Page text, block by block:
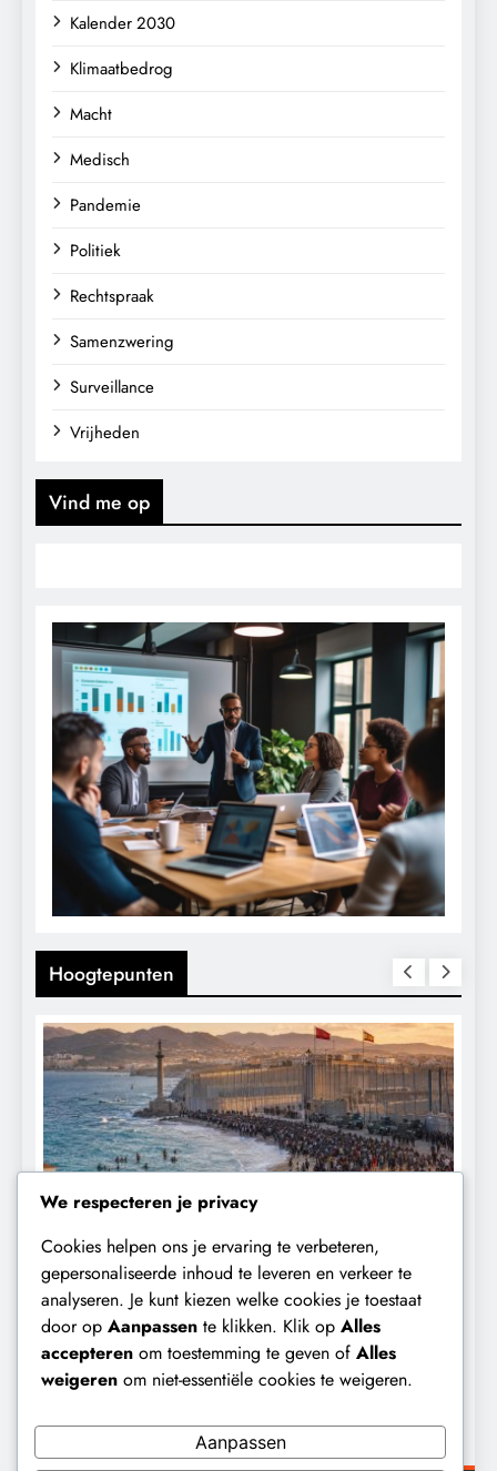
Kalender 2030
Klimaatbedrog
Macht
Medisch
Pandemie
Politiek
Rechtspraak
Samenzwering
Surveillance
Vrijheden
Vind me op
Hoogtepunten
CONTROLE GEOPOLITIEK
De Realiteit aan de Grens van Ceuta:
Boots on the Ground.
20 uur geleden
We respecteren je privacy
Cookies helpen ons je ervaring te verbeteren,
gepersonaliseerde inhoud te leveren en verkeer te
analyseren. Je kunt kiezen welke cookies je toestaat
door op Aanpassen te klikken. Klik op Alles
accepteren om toestemming te geven of Alles
weigeren om niet-essentiële cookies te weigeren.
Aanpassen